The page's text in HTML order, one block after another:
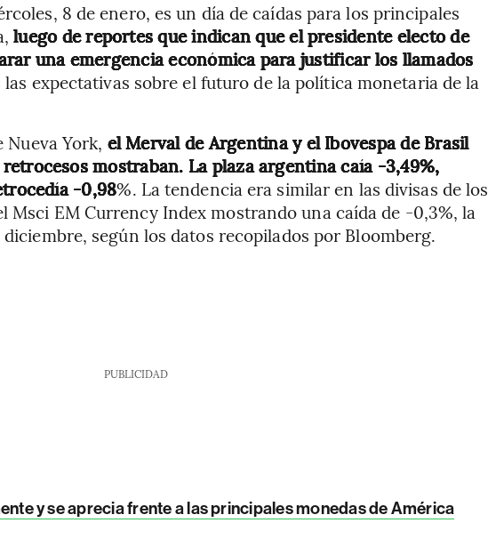
8 de enero, es un día de caídas para los principales
luego de reportes que indican que el presidente electo de
una emergencia económica para justificar los llamados
expectativas sobre el futuro de la política monetaria de la
Nueva York, el Merval de Argentina y el Ibovespa de Brasil
mostraban. La plaza argentina caía -3,49%,
-0,98%. La tendencia era similar en las divisas de los
Msci EM Currency Index mostrando una caída de -0,3%, la
según los datos recopilados por Bloomberg.
PUBLICIDAD
y se aprecia frente a las principales monedas de América